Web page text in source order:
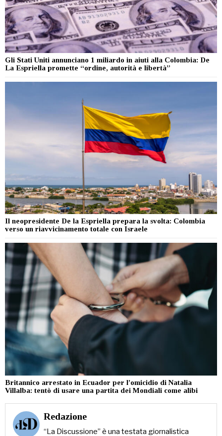
Gli Stati Uniti annunciano 1 miliardo in aiuti alla Colombia: De
La Espriella promette “ordine, autorità e libertà”
Il neopresidente De la Espriella prepara la svolta: Colombia
verso un riavvicinamento totale con Israele
Britannico arrestato in Ecuador per l’omicidio di Natalia
Villalba: tentò di usare una partita dei Mondiali come alibi
Redazione
“La Discussione” è una testata giornalistica